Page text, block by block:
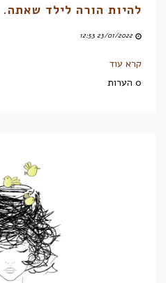
להיות הורה לילד שאתה.
23/01/2022 12:53
קרא עוד
0 הערות